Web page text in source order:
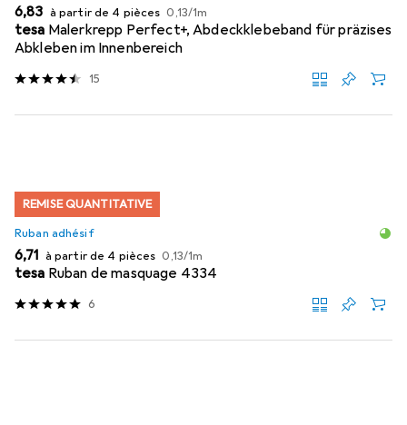
EUR
6,83 à partir de 4 pièces EUR
0,13/1m
tesa Malerkrepp Perfect+, Abdeckklebeband für präzises
Abkleben im Innenbereich
15
REMISE QUANTITATIVE
Ruban adhésif
EUR
6,71 à partir de 4 pièces EUR
0,13/1m
tesa Ruban de masquage 4334
6